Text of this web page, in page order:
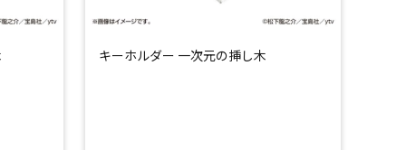
キーホルダー 一次元の挿し木